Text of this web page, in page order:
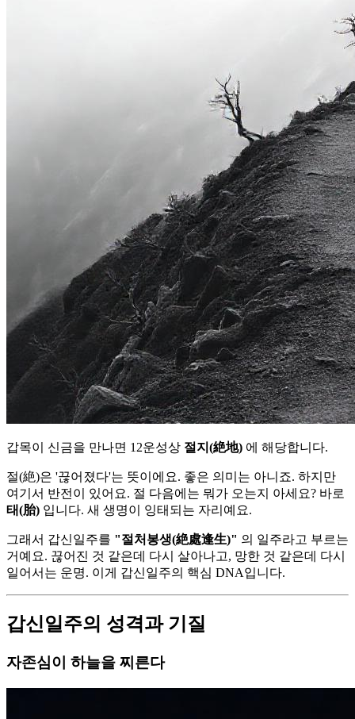
갑목이 신금을 만나면 12운성상 절지(絶地) 에 해당합니다.
절(絶)은 '끊어졌다'는 뜻이에요. 좋은 의미는 아니죠. 하지만
여기서 반전이 있어요. 절 다음에는 뭐가 오는지 아세요? 바로
태(胎) 입니다. 새 생명이 잉태되는 자리예요.
그래서 갑신일주를 "절처봉생(絶處逢生)" 의 일주라고 부르는
거예요. 끊어진 것 같은데 다시 살아나고, 망한 것 같은데 다시
일어서는 운명. 이게 갑신일주의 핵심 DNA입니다.
갑신일주의 성격과 기질
자존심이 하늘을 찌른다